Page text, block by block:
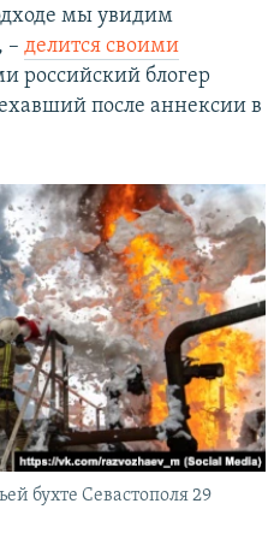
мы увидим
– делится своими
российский блогер
после аннексии в
бухте Севастополя 29